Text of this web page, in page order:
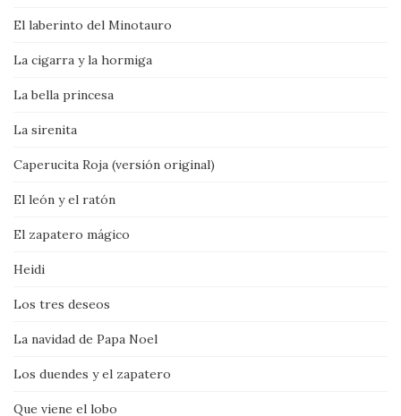
El laberinto del Minotauro
La cigarra y la hormiga
La bella princesa
La sirenita
Caperucita Roja (versión original)
El león y el ratón
El zapatero mágico
Heidi
Los tres deseos
La navidad de Papa Noel
Los duendes y el zapatero
Que viene el lobo